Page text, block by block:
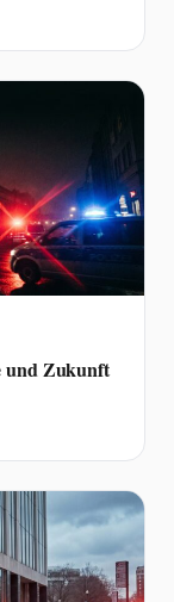
und Zukunft